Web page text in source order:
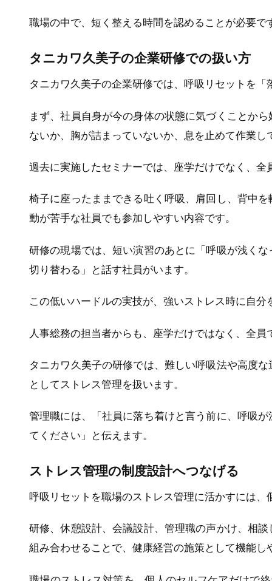
職場の中で、短く整える時間を認めることが必要で
タニカワ久美子の企業研修での扱い方
タニカワ久美子の企業研修では、呼吸リセットを
まず、社員自身が今の身体の状態に気づくことか
ないか、胸が詰まっていないか、息を止めて作業し
過去に実施したセミナーでは、座学だけでなく、
椅子に座ったままできる吐く呼吸、肩回し、背中
動が苦手な社員でも参加しやすい内容です。
研修の現場では、短い演習のあとに「呼吸が浅く
切り替わる」と話す社員がいます。
この低いハードルの実技が、強いストレス時に自分
人事総務の担当者からも、座学だけではなく、全
タニカワ久美子の研修では、難しい呼吸法や高度
としてストレス管理を扱います。
管理職には、「社員に落ち着けと言う前に、呼吸
てください」と伝えます。
ストレス管理の制度設計へつなげる
呼吸リセットを職場のストレス管理に活かすには
研修、休憩設計、会議設計、管理職の声かけ、相
組み合わせることで、健康経営の施策として機能し